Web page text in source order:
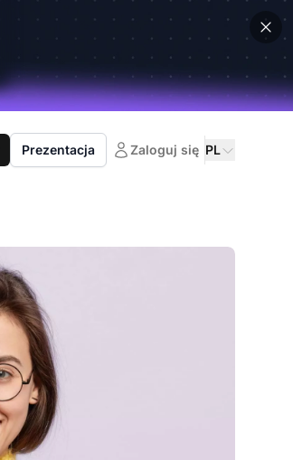
Prezentacja Zaloguj się PL